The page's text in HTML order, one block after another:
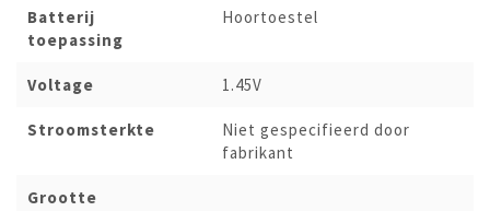
Batterij
toepassing
Hoortoestel
Voltage 1.45V
Stroomsterkte
Niet gespecifieerd door
fabrikant
Grootte